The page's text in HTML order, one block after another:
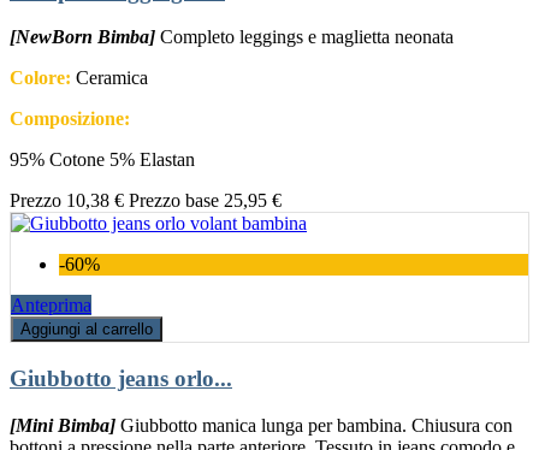
[NewBorn Bimba] Completo leggings e maglietta neonata
Colore: Ceramica
Composizione:
95% Cotone 5% Elastan
Prezzo 10,38 € Prezzo base 25,95 €
-60%
Anteprima
Aggiungi al carrello
Giubbotto jeans orlo...
[Mini Bimba] Giubbotto manica lunga per bambina. Chiusura con